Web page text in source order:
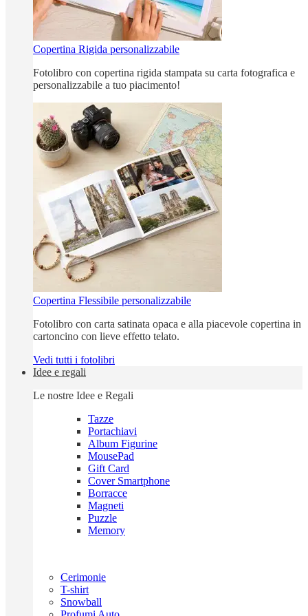
Copertina Rigida personalizzabile
Fotolibro con copertina rigida stampata su carta fotografica e
personalizzabile a tuo piacimento!
Copertina Flessibile personalizzabile
Fotolibro con carta satinata opaca e alla piacevole copertina in
cartoncino con lieve effetto telato.
Vedi tutti i fotolibri
Idee e regali
Le nostre Idee e Regali
Tazze
Portachiavi
Album Figurine
MousePad
Gift Card
Cover Smartphone
Borracce
Magneti
Puzzle
Memory
Cerimonie
T-shirt
Snowball